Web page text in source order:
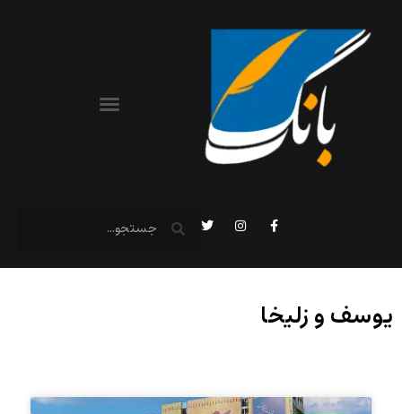
یوسف و زلیخا